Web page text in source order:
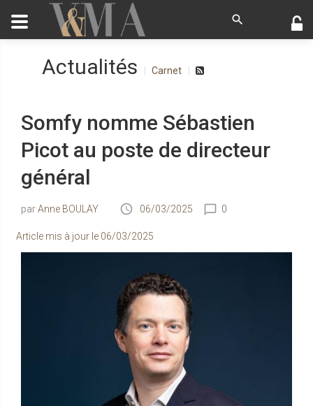
Actualités Carnet
Somfy nomme Sébastien
Picot au poste de directeur
général
Anne BOULAY 06/03/2025 0
Article mis à jour le 06/03/2025